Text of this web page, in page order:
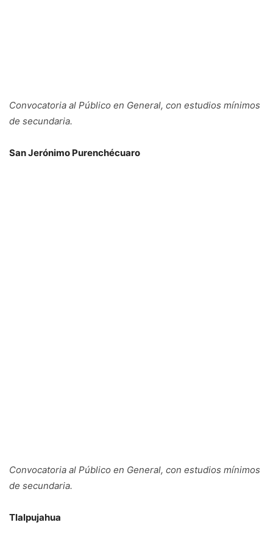
Convocatoria al Público en General, con estudios mínimos
de secundaria.
San Jerónimo Purenchécuaro
Convocatoria al Público en General, con estudios mínimos
de secundaria.
Tlalpujahua